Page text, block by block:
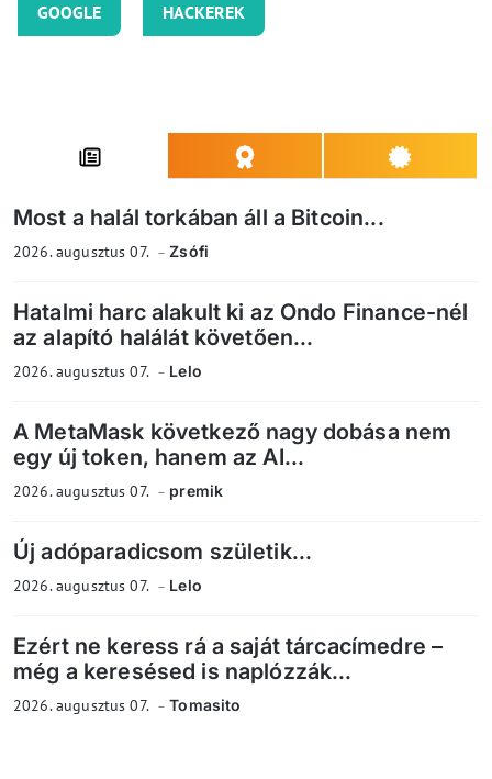
GOOGLE HACKEREK
Most a halál torkában áll a Bitcoin...
2026. augusztus 07. Zsófi
Hatalmi harc alakult ki az Ondo Finance-nél
az alapító halálát követően...
2026. augusztus 07. Lelo
A MetaMask következő nagy dobása nem
egy új token, hanem az AI...
2026. augusztus 07. premik
Új adóparadicsom születik...
2026. augusztus 07. Lelo
Ezért ne keress rá a saját tárcacímedre –
még a keresésed is naplózzák...
2026. augusztus 07. Tomasito